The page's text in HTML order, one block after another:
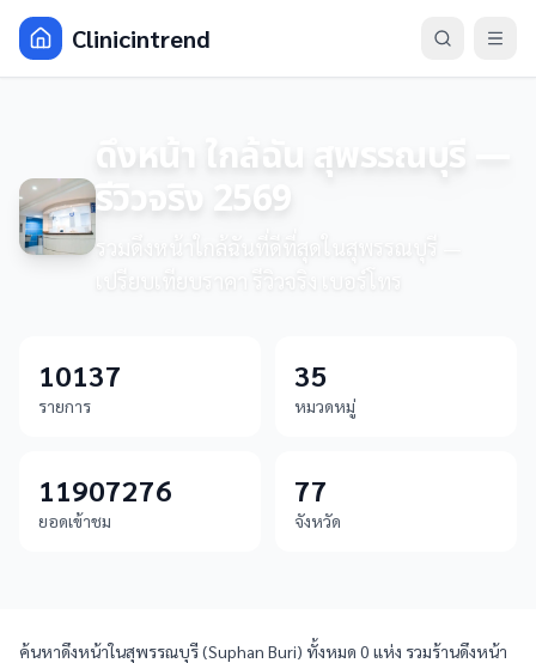
Clinicintrend
ดึงหน้า ใกล้ฉัน สุพรรณบุรี —
รีวิวจริง 2569
รวมดึงหน้าใกล้ฉันที่ดีที่สุดในสุพรรณบุรี —
เปรียบเทียบราคา รีวิวจริง เบอร์โทร
10137
รายการ
35
หมวดหมู่
11907276
ยอดเข้าชม
77
จังหวัด
ค้นหาดึงหน้าในสุพรรณบุรี (Suphan Buri) ทั้งหมด 0 แห่ง รวมร้านดึงหน้า